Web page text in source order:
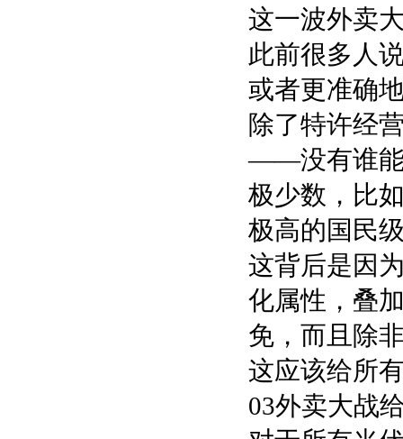
这一波外卖
此前很多人
或者更准确
除了特许经
——没有谁能
极少数，比
极高的国民
这背后是因
化属性，叠
免，而且除
这应该给所
03外卖大战